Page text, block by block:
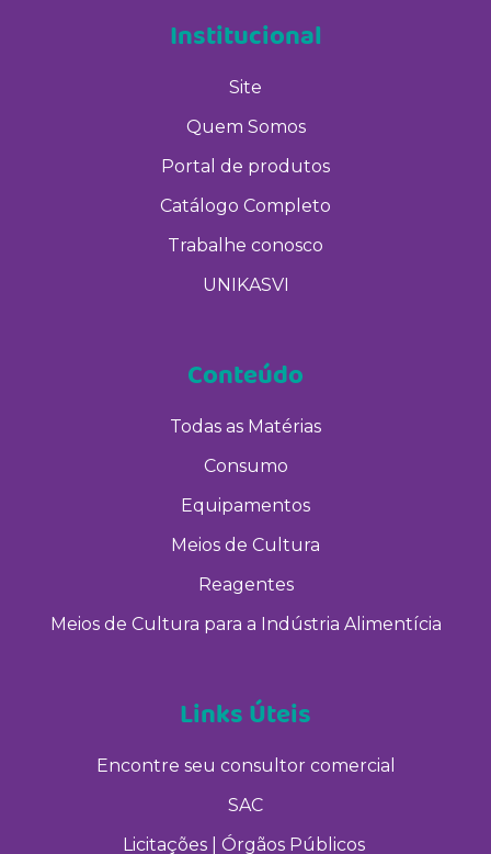
Institucional
Site
Quem Somos
Portal de produtos
Catálogo Completo
Trabalhe conosco
UNIKASVI
Conteúdo
Todas as Matérias
Consumo
Equipamentos
Meios de Cultura
Reagentes
Meios de Cultura para a Indústria Alimentícia
Links Úteis
Encontre seu consultor comercial
SAC
Licitações | Órgãos Públicos